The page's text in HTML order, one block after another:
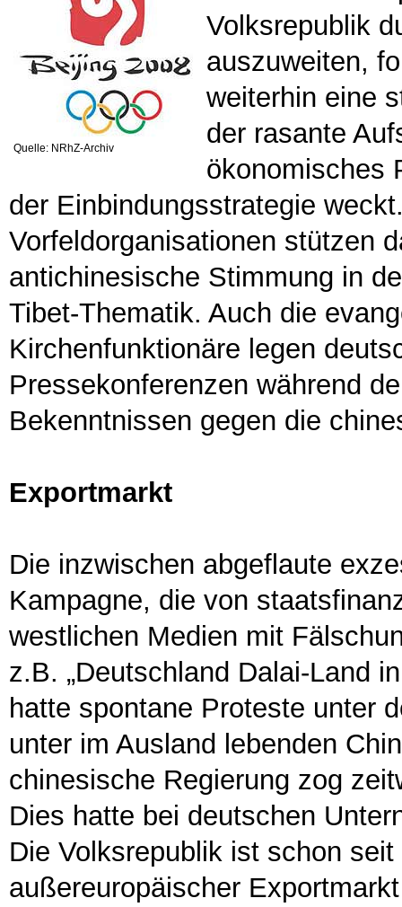
Quelle: NRhZ-Archiv
Volksrepublik
auszuweiten,
weiterhin eine
der rasante
ökonomisches
der Einbindungsstrategie
Vorfeldorganisationen stützen
antichinesische Stimmung in
Tibet-Thematik. Auch die
Kirchenfunktionäre legen
Pressekonferenzen während
Bekenntnissen gegen die
Exportmarkt
Die inzwischen abgeflaute
Kampagne, die von
westlichen Medien mit
z.B. „Deutschland Dalai-Land
hatte spontane Proteste unter
unter im Ausland lebenden
chinesische Regierung zog
Dies hatte bei deutschen
Die Volksrepublik ist schon
außereuropäischer